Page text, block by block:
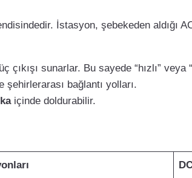
İstasyon, şebekeden aldığı
çıkışı sunarlar. Bu sayede “hızlı” veya
bağlantı yolları.
içinde doldurabilir.